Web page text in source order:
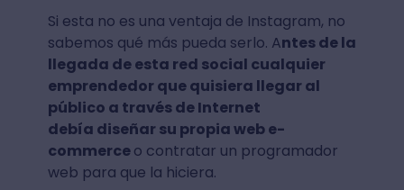
Si esta no es una ventaja de Instagram, no
sabemos qué más pueda serlo. Antes de la
llegada de esta red social cualquier
emprendedor que quisiera llegar al
público a través de Internet
debía diseñar su propia web e-
commerceo contratar un programador
web para que la hiciera.